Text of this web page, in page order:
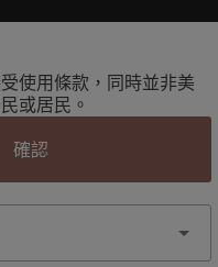
使用條款，同時並非美
或居民。
確認